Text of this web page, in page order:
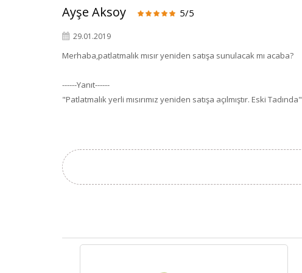
Ayşe Aksoy 5/5
29.01.2019
Merhaba,patlatmalık mısır yeniden satışa sunulacak mı acaba?
------Yanıt------
"Patlatmalık yerli mısırımız yeniden satışa açılmıştır. Eski Tadında"